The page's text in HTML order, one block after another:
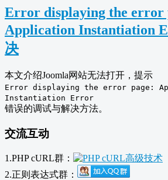
Error displaying the error
Application Instantiation
决
本文介绍Joomla网站无法打开，提示
Error displaying the error page:
Instantiation Error
错误的调试与解决方法。
交流互动
1.PHP cURL群：
2.正则表达式群：